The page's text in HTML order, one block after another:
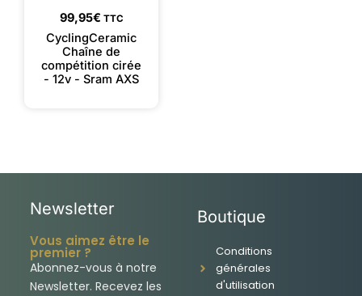
99,95€ TTC
CyclingCeramic
Chaîne de
compétition cirée
- 12v - Sram AXS
Newsletter
Vous aimez être le
premier ?
Abonnez-vous à notre
Newsletter. Recevez les
Boutique
Conditions
générales
d'utilisation